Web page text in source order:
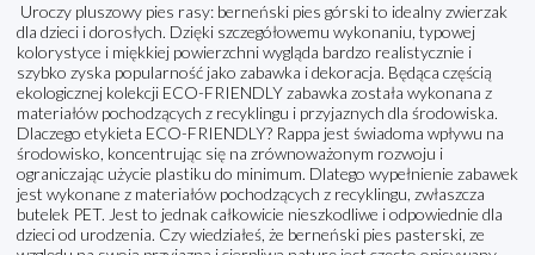
Uroczy pluszowy pies rasy: berneński pies górski to idealny zwierzak
dla dzieci i dorosłych. Dzięki szczegółowemu wykonaniu, typowej
kolorystyce i miękkiej powierzchni wygląda bardzo realistycznie i
szybko zyska popularność jako zabawka i dekoracja. Będąca częścią
ekologicznej kolekcji ECO-FRIENDLY zabawka została wykonana z
materiałów pochodzących z recyklingu i przyjaznych dla środowiska.
Dlaczego etykieta ECO-FRIENDLY? Rappa jest świadoma wpływu na
środowisko, koncentrując się na zrównoważonym rozwoju i
ograniczając użycie plastiku do minimum. Dlatego wypełnienie zabawek
jest wykonane z materiałów pochodzących z recyklingu, zwłaszcza
butelek PET. Jest to jednak całkowicie nieszkodliwe i odpowiednie dla
dzieci od urodzenia. Czy wiedziałeś, że berneński pies pasterski, ze